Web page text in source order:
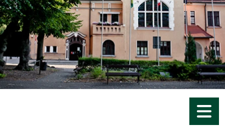
Menu